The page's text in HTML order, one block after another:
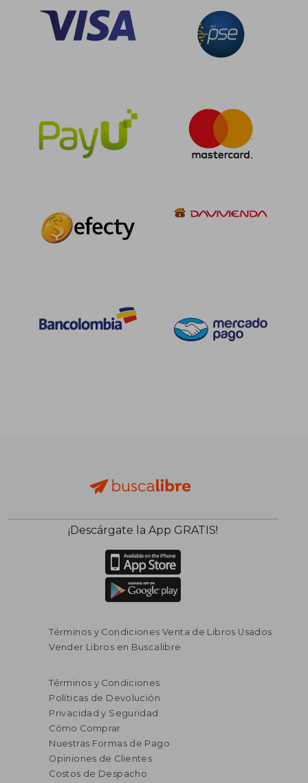
¡Descárgate la App GRATIS!
Términos y Condiciones Venta de Libros Usados
Vender Libros en Buscalibre
Términos y Condiciones
Políticas de Devolución
Privacidad y Seguridad
Cómo Comprar
Nuestras Formas de Pago
Opiniones de Clientes
Costos de Despacho